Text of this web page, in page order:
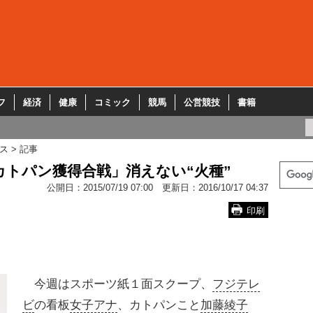
経済 健康 コミック 競馬 公営競技 書籍
記事
パン獲得合戦」消えない“火種”
公開日： 2015/07/19 07:00 更新日： 2016/10/17 04:37
印刷
今週はスポーツ紙１面スクープ、 フジテレ
ビの看板女子アナ、カトパンこと 加藤綾子